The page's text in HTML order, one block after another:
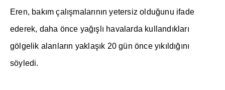
Eren, bakım çal ışmalarının yetersiz olduğunu ifade
ederek, daha önce yağış ı havalarda kulland ıkları
gölgelik alanların yaklaşık 20 gün önce yıkı ldığını
söyledi.